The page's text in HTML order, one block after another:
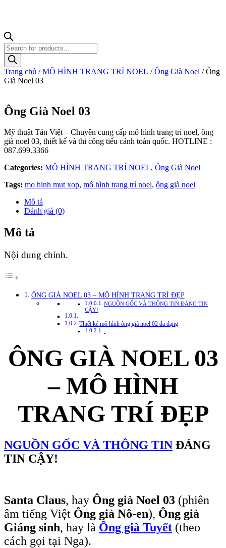
Tìm
kiếm
sản
phẩm
Trang chủ /MÔ HÌNH TRANG TRÍ NOEL /Ông Già Noel / Ông
Già Noel 03
Ông Già Noel 03
Mỹ thuật Tân Việt – Chuyên cung cấp mô hình trang trí noel, ông
già noel 03, thiết kế và thi công tiểu cảnh toàn quốc. HOTLINE :
087.699.3366
Categories: MÔ HÌNH TRANG TRÍ NOEL, Ông Già Noel
Tags: mo hinh mut xop, mô hình trang trí noel, ông già noel
Mô tả
Đánh giá (0)
Mô tả
Nội dung chính.
ÔNG GIÀ NOEL 03 – MÔ HÌNH TRANG TRÍ ĐẸP
NGUỒN GỐC VÀ THÔNG TIN ĐÁNG TIN
CẬY!
Thiết kế mô hình ông già noel 02 đa dạng
ÔNG GIÀ NOEL 03
– MÔ HÌNH
TRANG TRÍ ĐẸP
NGUỒN GỐC VÀ THÔNG TIN ĐÁNG
TIN CẬY!
Santa Claus, hay Ông già Noel 03 (phiên
âm tiếng Việt Ông già Nô-en), Ông già
Giáng sinh, hay là Ông già Tuyết (theo
cách gọi tại Nga).